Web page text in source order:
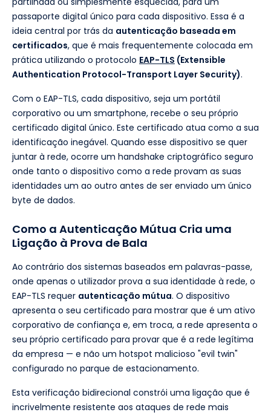
passaporte digital único para cada dispositivo. Essa é a
ideia central por trás da autenticação baseada em
certificados, que é mais frequentemente colocada em
prática utilizando o protocolo EAP-TLS (Extensible
Authentication Protocol-Transport Layer Security).
Com o EAP-TLS, cada dispositivo, seja um portátil
corporativo ou um smartphone, recebe o seu próprio
certificado digital único. Este certificado atua como a sua
identificação inegável. Quando esse dispositivo se quer
juntar à rede, ocorre um handshake criptográfico seguro
onde tanto o dispositivo como a rede provam as suas
identidades um ao outro antes de ser enviado um único
byte de dados.
Como a Autenticação Mútua Cria uma
Ligação à Prova de Bala
Ao contrário dos sistemas baseados em palavras-passe,
onde apenas o utilizador prova a sua identidade à rede, o
EAP-TLS requer autenticação mútua. O dispositivo
apresenta o seu certificado para mostrar que é um ativo
corporativo de confiança e, em troca, a rede apresenta o
seu próprio certificado para provar que é a rede legítima
da empresa — e não um hotspot malicioso "evil twin"
configurado no parque de estacionamento.
Esta verificação bidirecional constrói uma ligação que é
incrivelmente resistente aos ataques de rede mais